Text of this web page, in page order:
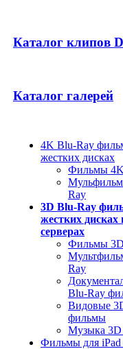
Каталог клипов
Каталог галерей
4K Blu-Ray
жестких дисках
Фильмы
Ray
3D Blu-Ray
жестких дисках
серверах
Фильмы
Ray
Blu-Ray
Видовые
фильмы
Музыка
Фильмы для